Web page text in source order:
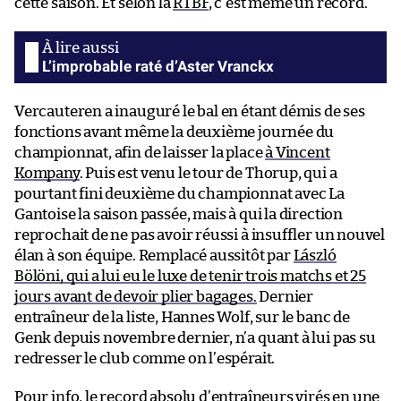
L’improbable raté d’Aster Vranckx
Vercauteren a inauguré le bal en étant démis de ses
fonctions avant même la deuxième journée du
championnat, afin de laisser la placeà Vincent
Kompany. Puis est venu le tour de Thorup, qui a
pourtant fini deuxième du championnat avec La
Gantoise la saison passée, mais à qui la direction
reprochait de ne pas avoir réussi à insuffler un nouvel
élan à son équipe. Remplacé aussitôt parLászló
Bölöni, qui a lui eu le luxe de tenir trois matchs et 25
jours avant de devoir plier bagages.Dernier
entraîneur de la liste, Hannes Wolf, sur le banc de
Genk depuis novembre dernier, n’a quant à lui pas su
redresser le club comme on l’espérait.
Pour info, le record absolu d’entraîneurs virés en une